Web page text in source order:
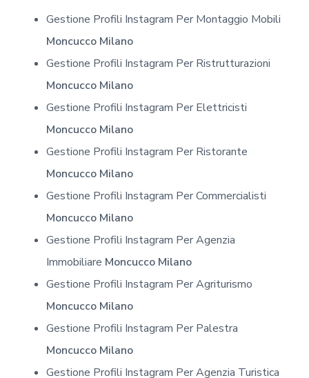
Gestione Profili Instagram Per Montaggio Mobili
Moncucco Milano
Gestione Profili Instagram Per Ristrutturazioni
Moncucco Milano
Gestione Profili Instagram Per Elettricisti
Moncucco Milano
Gestione Profili Instagram Per Ristorante
Moncucco Milano
Gestione Profili Instagram Per Commercialisti
Moncucco Milano
Gestione Profili Instagram Per Agenzia
Immobiliare Moncucco Milano
Gestione Profili Instagram Per Agriturismo
Moncucco Milano
Gestione Profili Instagram Per Palestra
Moncucco Milano
Gestione Profili Instagram Per Agenzia Turistica